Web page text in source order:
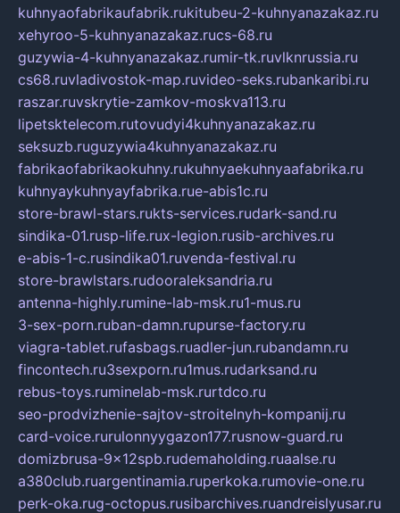
kuhnyaofabrikaufabrik.rukitubeu-2-kuhnyanazakaz.ru
xehyroo-5-kuhnyanazakaz.rucs-68.ru
guzywia-4-kuhnyanazakaz.rumir-tk.ruvlknrussia.ru
cs68.ruvladivostok-map.ruvideo-seks.rubankaribi.ru
raszar.ruvskrytie-zamkov-moskva113.ru
lipetsktelecom.rutovudyi4kuhnyanazakaz.ru
seksuzb.ruguzywia4kuhnyanazakaz.ru
fabrikaofabrikaokuhny.rukuhnyaekuhnyaafabrika.ru
kuhnyaykuhnyayfabrika.rue-abis1c.ru
store-brawl-stars.rukts-services.rudark-sand.ru
sindika-01.rusp-life.rux-legion.rusib-archives.ru
e-abis-1-c.rusindika01.ruvenda-festival.ru
store-brawlstars.rudooraleksandria.ru
antenna-highly.rumine-lab-msk.ru1-mus.ru
3-sex-porn.ruban-damn.rupurse-factory.ru
viagra-tablet.rufasbags.ruadler-jun.rubandamn.ru
fincontech.ru3sexporn.ru1mus.rudarksand.ru
rebus-toys.ruminelab-msk.rurtdco.ru
seo-prodvizhenie-sajtov-stroitelnyh-kompanij.ru
card-voice.rurulonnyygazon177.rusnow-guard.ru
domizbrusa-9x12spb.rudemaholding.ruaalse.ru
a380club.ruargentinamia.ruperkoka.rumovie-one.ru
perk-oka.rug-octopus.rusibarchives.ruandreislyusar.ru